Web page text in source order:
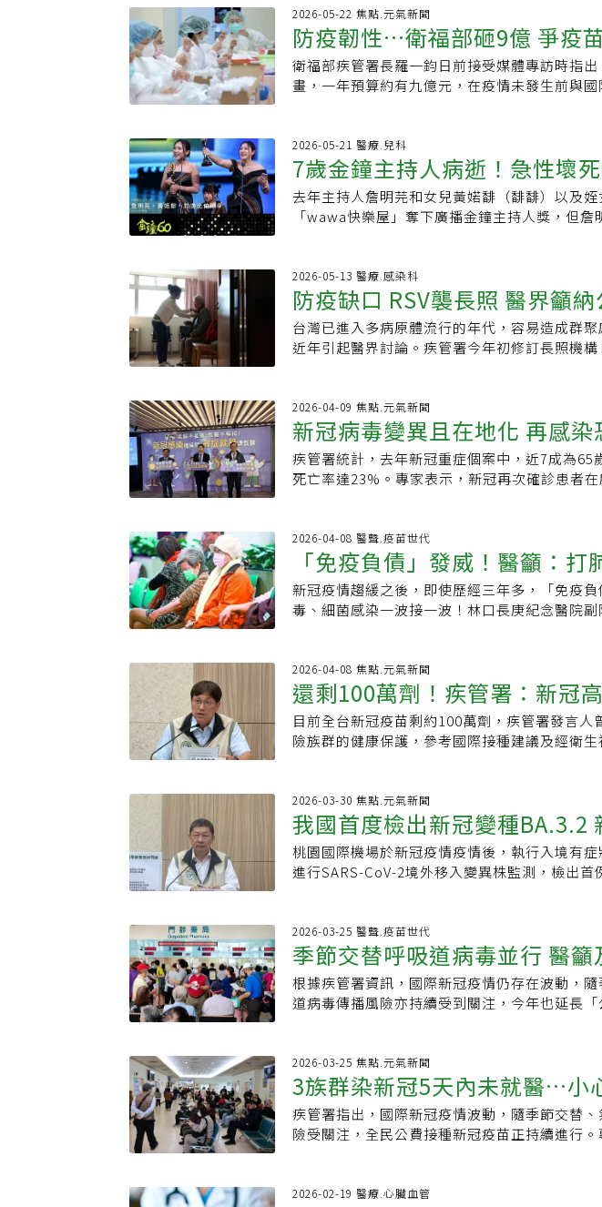
明，因此部分家長最後會選擇不進行快篩。林氏
對新冠病毒應已有一定程度的認識，不必因每一
來仍會持續存在，並隨著病毒變異反覆出現流行
恐慌，轉向更理性的風險管理。對健康民眾而言
度恐慌，而是應持續關注病毒是否出現導致健
歲以上長者及免疫不全者等3類高風險對象已接
劑，以增強自我保護力。
降，絕不能只靠退燒藥硬撐。第三種、日本腦炎
高峰期，疾管署於2026年7月14日公布新增3例
於近年同期，但病例仍持續散發。黃軒提醒，尤
豬舍及鴿舍者，應加強防蚊，因為少數人可能
播風險。若突然高燒，伴隨眼窩痛、劇烈頭痛、
動告知近期旅遊史。尤其在發燒逐漸下降後，
睡、呼吸困難或異常出血，可能是重症警示，必
毒，黃軒醫師呼籲，夏天真正需要防範的不只有
一覺就會好」，卻忽略了身體正在發出的重症
出現呼吸困難、抽搐、意識異常或持續高燒，立
恐達5000人次。曾淑慧說，當醫院急診收治新
值0.3%，即進入流行期。一旦新冠疫情進入流
入高峰期，預計8月中旬至下旬達高峰期。疾管
峰期感染達20萬人次，2024年12萬人次，2025
年夏季新冠高峰期就診人次約5萬人次。不只台
保護力明顯減弱。多數民眾於秋冬接種疫苗或感
護力降低，社區中易感族群增加，容易形成疫
些變異株具有不同程度的免疫逃脫能力，使曾接
染。最後，雖然學校停課，但暑假旅遊、聚會
族群，應接種最新新冠疫苗，維持足夠保護力，
險。曾淑慧指出，自去年10月起，累計136例新
死亡，重症病例以65歲以上長者占72.1%，及具
94.9%未接種本季新冠疫苗。全球近期新冠病
趨勢，其餘皆呈上升趨勢；鄰近國家與地區，
率分別為第1劑20.97%、第2劑0.51%。國際研
既有免疫力基礎上提供額外保護，可降低約
急門診就醫風險，可降低約53%至55%住院風
護機構及於人潮聚集且無法保持適當距離或通
市售家用快篩，並經醫師評估可針對具重症風險
毒藥物，降低感染後導致嚴重併發症或死亡風險
2026-05-22 焦點.元氣新聞
防疫韌性…衛福部砸9億 爭疫
衛福部疾管署長羅一鈞日前接受媒體專訪時指
畫，一年預算約有九億元，在疫情未發生前與
外，也應考量「技術轉移，在地生產」的可能性
疫情時代下，疫苗是國家安全與供應鏈韌性的
新聯盟（ＣＥＰＩ）觀察，疫苗應在一百天內
況，而各國有無自行生產疫苗的能力成為防疫關
中，已編列國家疫苗產業韌性深耕計畫十點一
法院通過審查就能啟動相關計畫。黃立民說，為
界投入相當多資源開發可短期內大量生產的疫苗
有ｍＲＮＡ能快速研發出新疫苗。黃立民解釋
只要替換病毒序列便可製造；傳統蛋白質疫苗
而細菌結構複雜，可能需要三種或更多種蛋白質
定序技術而言，識別病毒與受體結合的關鍵蛋
出序列，就能啟動疫苗製作，一百天產出疫苗是
毒株每半年變異一次，ｍＲＮＡ技術可以跟上
苗技術需約一年才能跟上更新。實際上，ｍＲ
前全球只有少數藥廠具備從設計、製造到分裝的
發團隊進行研究。不過，黃立民坦言，疫苗產
生產線是重要課題，如在非疾病流行期間生產
界須有共識支持相關投資，自建生產線才有可
苗副作用問題，黃立民有信心地說，全球已經施
新冠疫苗，至今累積龐大數據證明風險並不高，
前，美國已有愈來愈多的ｍＲＮＡ病毒性疫苗上
吸道融合病毒）疫苗，皆是在安全無疑下上市
2026-05-21 醫療.兒科
7歲金鐘主持人病逝！急性壞
揭免疫風暴警訊
去年主持人詹明芫和女兒黃婼馡（馡馡）以及
「wawa快樂屋」奪下廣播金鐘主持人獎，但詹
緊送到急診，「住院後持續反覆高燒，在這幾天
天說笑、看卡通、下床走路。直到第三天下午突
接被推進ICU，沒多久就插管，最後還是離開
性腦病變的病程非常快，「在發病前女兒除了
有咳得很兇，只是咳⋯咳⋯，很像之前她過敏的
風暴攻擊大腦，導致多處腦組織水腫、壞死。「
事？「兒童急性壞死性腦病變」
（
變」acutenecrotizingencephalopathy,ANE）
因子為「病毒感染」，病毒感染最常見流感病毒
毒、SARS-CoV-2病毒、皰疹病毒等皆有可能；
署資料指出，國內研究顯示，兒童感染流感後
嚴重的表現為急性壞死性腦病變，死亡率可高達
學教學FB-林口長庚兒童急診》臉書粉絲專頁吳
角色。ANE最可怕的是「速度」發燒、嗜睡要警
現為水腫、出血、壞死，病情兇險，變化快，早
通常較輕微。開始症狀常為高燒或超高燒，突
迷；意識不清多在首次抽搐發作後即出現，並
腦病變最可怕的地方在於它的「速度」。許多家
應該是正常的感冒症狀，但如果孩子出現以下
過40度且不退•精神萎靡、對外界反應變慢•持
症狀可能代表免疫風暴正在爆發，一旦錯過黃
不可逆的損害。即使能夠存活，許多孩子仍可
經歷這次後，她也馬上帶兒子去打B型腦膜炎疫
流感疫苗雖然不能100%防止感染，但可以降低
率，進而避免急性壞死性腦病變這類致命性腦病
署》．《台灣急診醫學會》．《基因醫師張家銘
2026-05-13 醫療.感染科
防疫缺口 RSV襲長照 醫界籲
台灣已進入多病原體流行的年代，容易造成群
近年引起醫界討論。疾管署今年初修訂長照機
少群聚感染的病原體為優先，而ＲＳＶ公費疫苗
疾管署今年一月修訂長照機構ＲＳＶ感染管制
唯一宿主，所有年齡層皆有可能感染，除了常
是老年人常見感染病毒中，僅次於流感病毒之
有可能會再次感染。指引中強調，機構內服務的
六十歲以上之服務對象，尤其是罹患慢性肺病、
性疾病者，經醫師評估後可以接種預防感染及
ＳＶ也非可以輕忽的病毒，台灣感染管制學會
間很多病原體都因高規格防疫而消失，但唯獨
久，更讓病毒在無形中蔓延，日前一名癌症患者
被也因ＲＳＶ感染住院的孫女傳染，陳宜君指出
自己的錢，恢復得很好，卻因為ＲＳＶ感染住加
可能是壓垮駱駝的一根稻草。張峰義指出，國
病毒仍在流行，流感病毒每年都是防疫的最大
議，ＲＳＶ疫苗接種或許可以比照免疫加強型流
民優先接種，住民多數是免疫力低落、多重慢性
幾乎都是重症，多數得在加護病房的治療，健
一般民眾的醫療資源，在台灣邁入超高齡社會
為，相關照護的人員可以定期進行三合一篩檢（
期監測也是感染管制的有效方式，第一線多一些
群聚感染。陳宜君及張峰義都認為，台灣人口
的分配應該要重新思考，以長期機構為例，主
苗政策又歸疾管署，衛福部應該召集相關部門
2026-04-09 焦點.元氣新聞
新冠病毒變異且在地化 再感
生風險增3.2倍」
疾管署統計，去年新冠重症個案中，近7成為65
死亡率達23%。專家表示，新冠再次確診患者
苗，維持保護力。後新冠疫情時代來臨，新冠病
地方流行，疾管署表示，5到7月將有小波疫情
示，新冠病毒已落地生根，演變為與多種呼吸
2025年數據，國內夏季有小波疫情恐至超額死
秀熙說，研究顯示，新冠病毒會影響腸道微生菌
峰義說，新冠病例數較數年前的高峰期下降，但
計顯示，2025全年新冠併發重症本土病例累積
新冠重症個案近7成為65歲以上長者、8成為慢
達23%，相當每4位新冠重症患者便有1位死亡
新冠病毒，意味著8成民眾具備再次感染的條件
保護力有效期限持續縮短，二次感染的威脅不
事長林應然說，台灣社區呼吸道疫情呈多種病原
型、B型）、新冠病毒、呼吸道細胞融合病毒（
社區傳播，各類病毒初期症狀高度相似，單憑
就醫，有症狀「要篩不要猜、就醫不等待」，部
可快速分辨病原，健保也有給付重症高風險族
100萬劑，昨起疾管署也提供65歲以上長者、55
免疫不全或免疫力低下患者，再增加接種1劑新
2026-04-08 醫聲.疫苗世代
「免疫負債」發威！醫籲：打
「買保險」
新冠疫情趨緩之後，即使歷經三年多，「免疫
毒、細菌感染一波接一波！林口長庚紀念醫院
吸衰竭，因此施打疫苗、做好防護如同「買保險
最常見的呼吸道疾病，包括流感病毒、新冠病毒
炎鏈球菌等。當身體受到流感、新冠與呼吸道融
破壞呼吸道黏膜、抑制免疫功能，而潛伏在體
入，引發續發性感染，進而導致嚴重肺炎或敗血
府已積極引入相關呼吸道疫苗，民眾若符合接種
提升自身防護力，也守護身邊的人。肺炎鏈球菌
施打一劑，盼更便利邱政洵指出，隨著台灣自
兒童常規接種，幼兒感染率因此大幅下降，為
長者與高風險族群若要施打肺炎鏈球菌疫苗，須
公費疫苗已新增20價結合型疫苗，民眾只需一
接種便利性。邱政洵指出，政策朝向「一劑化
的困難度，讓更多長者及高風險族群可以獲得
勿等到健康受衝擊才後悔 邱政洵認為，面對肺
續併發症。即使看似健康的70歲長者，免疫系
朗就代表無需接種疫苗。接種疫苗就像「買保險
會更棘手。最後，邱政洵強調，接種疫苗的意
守護家庭脆弱成員，一旦家中有人發生嚴重感
疫苗對於個人、家庭與整體社區都能產生一定的
2026-04-08 焦點.元氣新聞
還剩100萬劑！疾管署：新冠
「免費」打第2劑
目前全台新冠疫苗剩約100萬劑，疾管署發言人
險族群的健康保護，參考國際接種建議及經衛
慢性腎病等多重慢性病史，且需定期洗腎，最近
月，於3月中旬因發燒、呼吸困難和低血氧至急
般病房治療篩檢確診陽性，住院2周後因為呼吸
周持續在醫院治療中。防疫醫師林詠青表示，
讓新冠高風險族群可施打第二劑，與前一劑相隔
上且有免疫不全或免疫力低下患者。其中65歲
月底接種第二劑。國內新冠疫情目前處低點波
人次，較前一周上升4.9%；上周新增2例新冠
例死亡。去年10月起累計79例新冠併發重症本
港疫情於低點波動，日本疫情下降，另加拿大疫
占比以XFG最高，鄰近國家地區如中國大陸、香
高。依據疾管署監測資料顯示，第13周類流感
一周下降10.7%；另上周新增5例流感併發重症
2例流重死亡均H3N2。實驗室監測資料顯示，
2026-03-30 焦點.元氣新聞
我國首度檢出新冠變種BA.3.2
旅遊一周
桃園國際機場於新冠疫情疫情後，執行入境有
進行SARS-CoV-2境外移入變異株監測，檢出
關注該病毒於各類新冠病毒的占比及流行情形。
10歲女童，屬於境外移入個案，其3月14日搭機
度，由疾管署桃機檢疫站攔檢，且自願提供唾
檢驗，驗出BA.3.2。該女童入境前14天皆在新
日。經檢疫人員進階詢問，個案近12個月內未
以NB.1.8.1為多，若單看沖繩縣，近四周疫情上
均報告數自1.56上升至3.47。沖繩最近一周是全
但變異株資訊只有全國的，並沒有個別地區的
（WHO）評估，目前疫苗對BA.3.2仍具重症保
2026-03-25 醫聲.疫苗世代
季節交替呼吸道病毒並行 醫
黃金期
根據疾管署資訊，國際新冠疫情仍存在波動，
道病毒傳播風險亦持續受到關注，今年也延長
內及時用藥，易引發重症危機，若再加上流感，
病毒同時流行，臨床診斷將變得更加複雜，也須
治療策略。目前，在全球，新冠病毒流行變異株
NB.1.8.1變異株為主。台北榮總感染科主任陳
「越來越容易傳播」，但並非所有感染者都是輕
斷，而「危險徵兆」包括呼吸喘、胸悶胸痛、畏
2026-03-25 焦點.元氣新聞
3族群染新冠5天內未就醫…小
疾管署指出，國際新冠疫情波動，隨季節交替
險受關注，全民公費接種新冠疫苗正持續進行
症危機。病毒襲要害 壯年也恐併發症專家指出
2026-02-19 醫療.心臟血管